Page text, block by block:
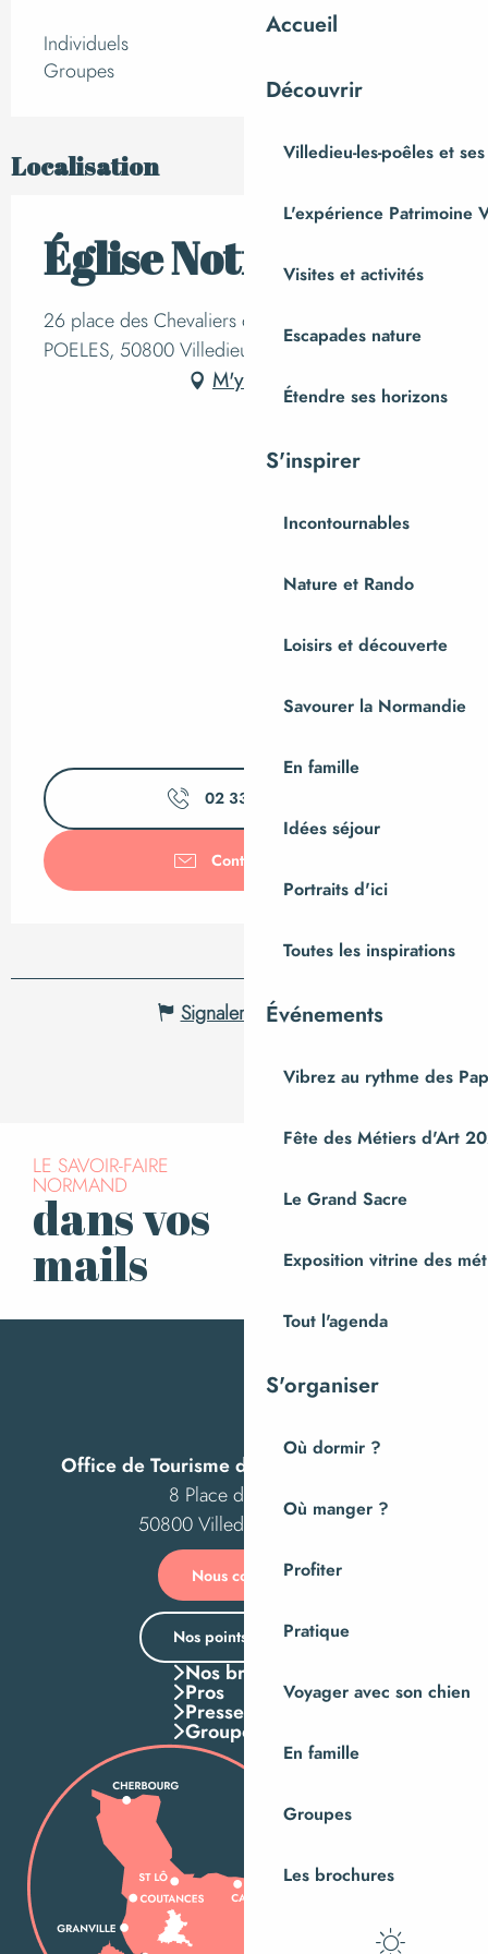
Accueil
Découvrir
Villedieu-les-poêles et
L'expérience Patrimoine
Visites et activités
Escapades nature
Étendre ses horizons
S'inspirer
Incontournables
Nature et Rando
Loisirs et découverte
Savourer la Normandie
En famille
Idées séjour
Portraits d'ici
Toutes les inspirations
Événements
Vibrez au rythme des
Fête des Métiers d'Art
Le Grand Sacre
Exposition vitrine des
Tout l'agenda
S'organiser
Où dormir ?
Où manger ?
Profiter
Pratique
Voyager avec son chien
En famille
Groupes
Les brochures
Individuels
Groupes
Localisation
Église Notre-Dame
26 place des Chevaliers de Malte, VILLEDIEU-LES-
POELES, 50800 Villedieu-les-Poêles
M'y rendre
02 33 61 01
Contactez-nous
Signaler une erreur
LE SAVOIR-FAIRE
NORMAND
dans vos
mails
Office de Tourisme de Villedieu Intercom
8 Place des Costils
50800 Villedieu-les-Poêles
Nous contacter
Nos points d’accueil
Nos brochures
Pros
Presse
Groupes